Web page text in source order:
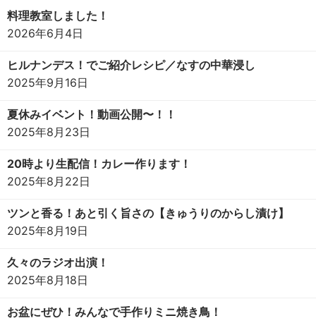
料理教室しました！
2026年6月4日
ヒルナンデス！でご紹介レシピ／なすの中華浸し
2025年9月16日
夏休みイベント！動画公開〜！！
2025年8月23日
20時より生配信！カレー作ります！
2025年8月22日
ツンと香る！あと引く旨さの【きゅうりのからし漬け】
2025年8月19日
久々のラジオ出演！
2025年8月18日
お盆にぜひ！みんなで手作りミニ焼き鳥！